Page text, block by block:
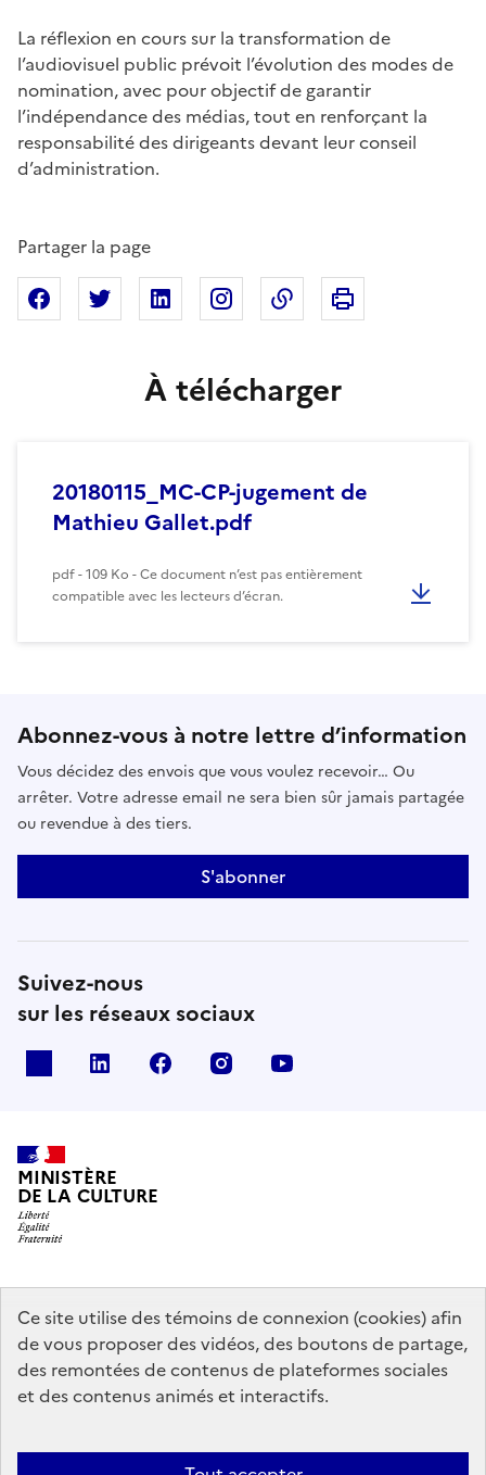
Ce site utilise des témoins de connexion (cookies) afin
de vous proposer des vidéos, des boutons de partage,
des remontées de contenus de plateformes sociales
et des contenus animés et interactifs.
La réflexion en cours sur la transformation de
l’audiovisuel public prévoit l’évolution des modes de
nomination, avec pour objectif de garantir
l’indépendance des médias, tout en renforçant la
responsabilité des dirigeants devant leur conseil
d’administration.
Partager la page
Partager sur Facebook
Partager sur XPartager sur Linkedin
Partager sur Instagram
Copier dans le
Imprimer cette
À télécharger
20180115_MC-CP-jugement de
Mathieu Gallet.pdf
pdf - 109 Ko - Ce document n’est pas entièrement
compatible avec les lecteurs d’écran.
Abonnez-vous à notre lettre d’information
Vous décidez des envois que vous voulez recevoir… Ou
arrêter. Votre adresse email ne sera bien sûr jamais partagée
ou revendue à des tiers.
S'abonner
Suivez-nous
sur les réseaux sociaux
linkedin facebook instagram
MINISTÈRE
DE LA CULTURE
data.gouv.fr legifrance.gouv.fr
info.gouv.fr
service-public.gouv.fr
Contact Mentions légales Accessibilité : partiellement conforme